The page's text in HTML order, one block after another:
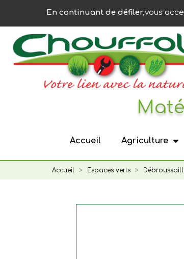
Accueil Agriculture
Accueil Espaces verts
En continuant de défiler,vous